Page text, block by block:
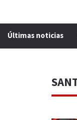
Últimas noticias